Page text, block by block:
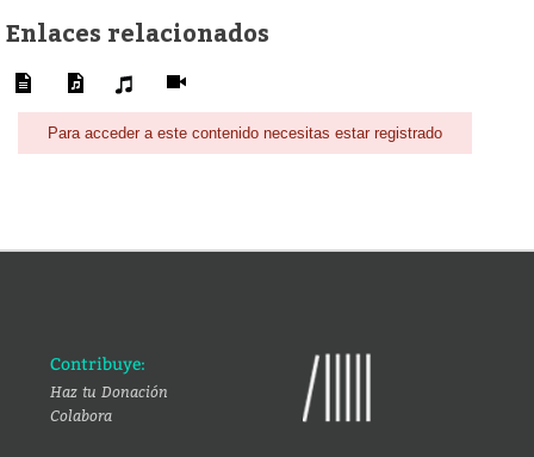
Enlaces relacionados
Para acceder a este contenido necesitas estar registrado
Contribuye:
Haz tu Donación
Colabora